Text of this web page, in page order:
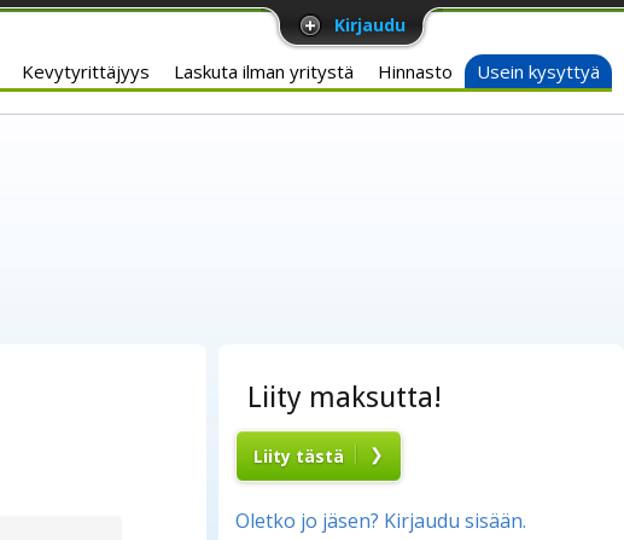
Kevytyrittäjyys Laskuta ilman yritystä Hinnasto Usein kysyttyä
Liity maksutta!
Liity tästä
Oletko jo jäsen? Kirjaudu sisään.
Kirjaudu